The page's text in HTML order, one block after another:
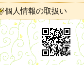
個人情報の取扱い